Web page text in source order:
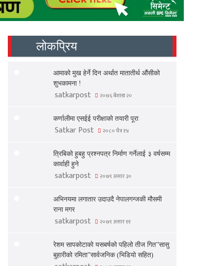
लोकप्रिय
आमाको मुख हेर्ने दिन अर्थात मातातीर्थ औंसीको
शुभकामना !
satkarpost २०७६ बैशाख २०
कर्णालीमा एसईई परीक्षाको तयारी पूरा
Satkar Post २०८० चैत्र १४
त्रिबिको हुबहु प्रश्नपत्र निर्माण गर्नेलाई ३ वर्षसम्म
कार्वाही हुने
satkarpost २०७९ असार ३०
अभिनयमा लगातार उदाउदै नेपालगन्जकी मौसमी
राना मगर
satkarpost २०७९ असार ११
रेशम सापकोटाको यसबर्षको पहिलो तीज गित”सासु
बुहारीको रमिता”सार्वजनिक (भिडियो सहित)